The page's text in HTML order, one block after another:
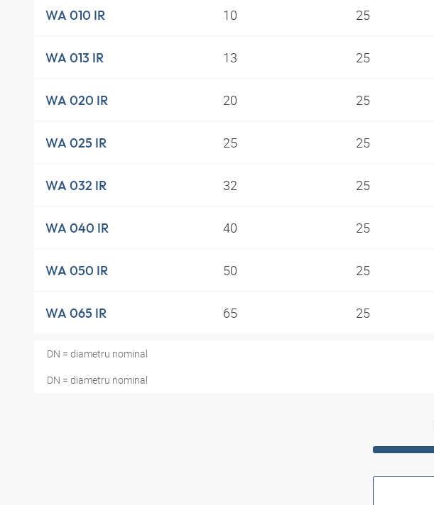
WA 010 IR 10 25
WA 013 IR 13 25
WA 020 IR 20 25
WA 025 IR 25 25
WA 032 IR 32 25
WA 040 IR 40 25
WA 050 IR 50 25
WA 065 IR 65 25
DN = diametru nominal
DN = diametru nominal